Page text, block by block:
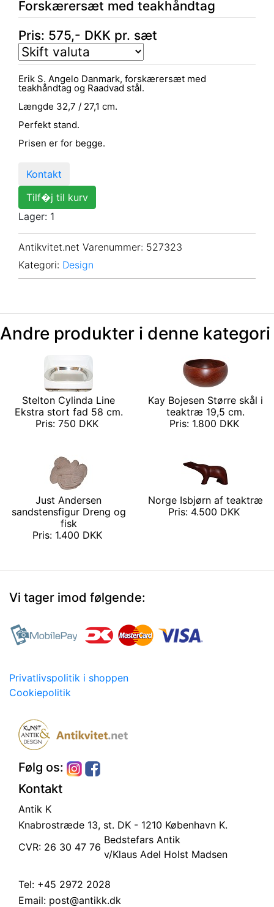
Forskærersæt med teakhåndtag
Pris: 575,- DKK pr. sæt
Erik S. Angelo Danmark, forskærersæt med
teakhåndtag og Raadvad stål.
Længde 32,7 / 27,1 cm.
Perfekt stand.
Prisen er for begge.
Kontakt
Tilf�j til kurv
Lager: 1
Antikvitet.net Varenummer: 527323
Kategori: Design
Andre produkter i denne kategori
Stelton Cylinda Line
Ekstra stort fad 58 cm.
Pris: 750 DKK
Kay Bojesen Større skål i
teaktræ 19,5 cm.
Pris: 1.800 DKK
Just Andersen
sandstensfigur Dreng og
fisk
Pris: 1.400 DKK
Norge Isbjørn af teaktræ
Pris: 4.500 DKK
Vi tager imod følgende:
Privatlivspolitik i shoppen
Cookiepolitik
Følg os:
Kontakt
Antik K
Knabrostræde 13, st. DK - 1210 København K.
CVR: 26 30 47 76
Bedstefars Antik
v/Klaus Adel Holst Madsen
Tel: +45 2972 2028
Email: post@antikk.dk